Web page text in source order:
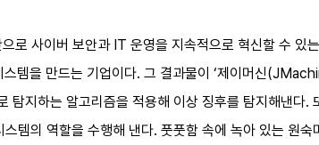
로 사이버 보안과 IT 운영을 지속적으로 혁신할 수 있
템을 만드는 기업이다. 그 결과물이 ‘제이머신
탐지하는 알고리즘을 적용해 이상 징후를 탐지해낸다
템의 역할을 수행해 낸다. 풋풋함 속에 녹아 있는 원숙